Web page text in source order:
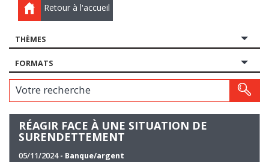
Retour à l'accueil
THÈMES
FORMATS
Votre recherche
RÉAGIR FACE À UNE SITUATION DE
SURENDETTEMENT
05/11/2024 - Banque/argent